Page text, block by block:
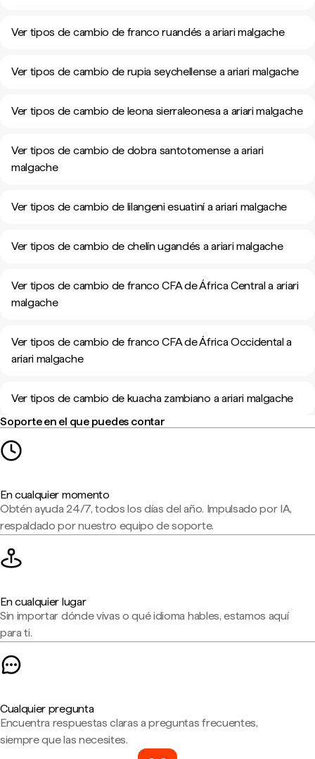
Ver tipos de cambio de franco ruandés a ariari malgache
Ver tipos de cambio de rupia seychellense a ariari malgache
Ver tipos de cambio de leona sierraleonesa a ariari malgache
Ver tipos de cambio de dobra santotomense a ariari
malgache
Ver tipos de cambio de lilangeni esuatiní a ariari malgache
Ver tipos de cambio de chelín ugandés a ariari malgache
Ver tipos de cambio de franco CFA de África Central a ariari
malgache
Ver tipos de cambio de franco CFA de África Occidental a
ariari malgache
Ver tipos de cambio de kuacha zambiano a ariari malgache
Soporte en el que puedes contar
En cualquier momento
Obtén ayuda 24/7, todos los días del año. Impulsado por IA,
respaldado por nuestro equipo de soporte.
En cualquier lugar
Sin importar dónde vivas o qué idioma hables, estamos aquí
para ti.
Cualquier pregunta
Encuentra respuestas claras a preguntas frecuentes,
siempre que las necesites.